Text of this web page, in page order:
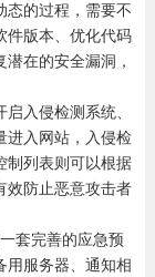
态的过程，需要不
件版本、优化代码
在的安全漏洞，
入侵检测系统、
进入网站，入侵检
制列表则可以根据
效防止恶意攻击者
套完善的应急预
用服务器、通知相